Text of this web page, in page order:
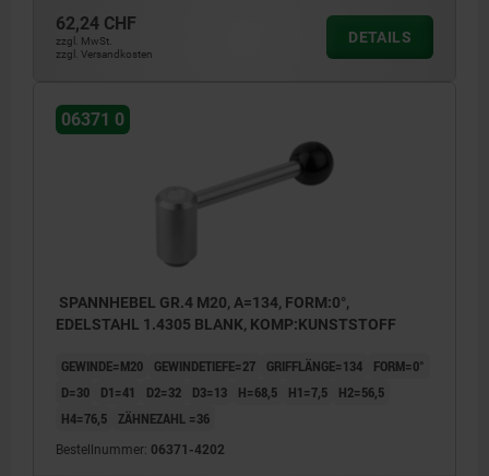
62,24 CHF
zzgl. MwSt.
zzgl. Versandkosten
DETAILS
06371 0
SPANNHEBEL GR.4 M20, A=134, FORM:0°,
EDELSTAHL 1.4305 BLANK, KOMP:KUNSTSTOFF
GEWINDE=M20 GEWINDETIEFE=27 GRIFFLÄNGE=134
FORM=0°
D=30
D1=41 D2=32 D3=13 H=68,5 H1=7,5
H2=56,5
H4=76,5 ZÄHNEZAHL =36
Bestellnummer: 06371-4202